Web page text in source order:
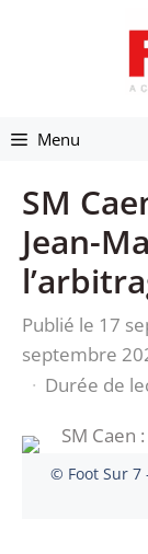
Menu
SM
Jean-
Publié le 17
septembre
· Durée de
© Foot Sur 7